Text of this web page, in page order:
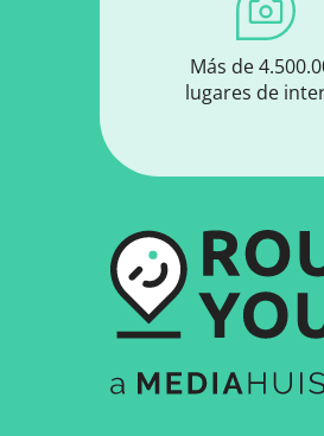
Más de
lugares de